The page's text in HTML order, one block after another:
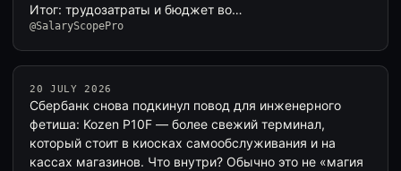
Итог: трудозатраты и бюджет во…
@SalaryScopePro
20 JULY 2026
Сбербанк снова подкинул повод для инженерного
фетиша: Kozen P10F — более свежий терминал,
который стоит в киосках самообслуживания и на
кассах магазинов. Что внутри? Обычно это не «магия